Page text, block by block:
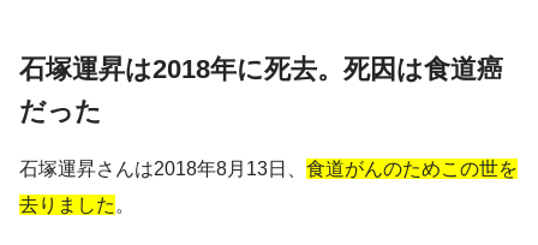
石塚運昇は2018年に死去。死因は食道癌
だった
石塚運昇さんは2018年8月13日、 食道がんのためこの世を
去りました 。